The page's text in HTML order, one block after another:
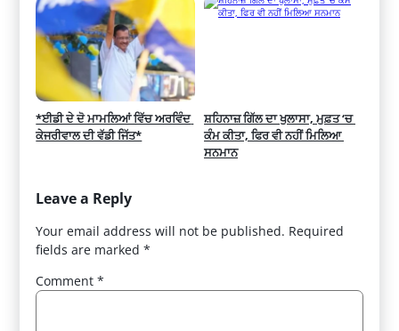
*ਈਡੀ ਦੇ ਦੋ ਮਾਮਲਿਆਂ ਵਿੱਚ ਅਰਵਿੰਦ
ਕੇਜਰੀਵਾਲ ਦੀ ਵੱਡੀ ਜਿੱਤ*
ਸ਼ਹਿਨਾਜ਼ ਗਿੱਲ ਦਾ ਖੁਲਾਸਾ, ਮੁਫ਼ਤ ‘ਚ
ਕੰਮ ਕੀਤਾ, ਫਿਰ ਵੀ ਨਹੀਂ ਮਿਲਿਆ
ਸਨਮਾਨ
Leave a Reply
Your email address will not be published. Required
fields are marked*
Comment*